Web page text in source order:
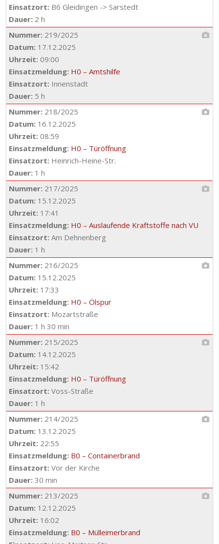
Einsatzort: B6 Gleidingen -> Sarstedt
Dauer: 2 h
Nummer: 219/2025
Datum: 17.12.2025
Uhrzeit: 09:00
Einsatzmeldung: H0 – Amtshilfe
Einsatzort: Innenstadt
Dauer: 5 h
Nummer: 218/2025
Datum: 16.12.2025
Uhrzeit: 08:59
Einsatzmeldung: H0 – Türöffnung
Einsatzort: Heinrich-Heine-Str.
Dauer: 1 h
Nummer: 217/2025
Datum: 15.12.2025
Uhrzeit: 17:41
Einsatzmeldung: H0 – Auslaufende Kraftstoffe nach VU
Einsatzort: Am Dehnenberg
Dauer: 1 h
Nummer: 216/2025
Datum: 15.12.2025
Uhrzeit: 17:33
Einsatzmeldung: H0 – Ölspur
Einsatzort: Mozartstraße
Dauer: 1 h 30 min
Nummer: 215/2025
Datum: 14.12.2025
Uhrzeit: 15:42
Einsatzmeldung: H0 – Türöffnung
Einsatzort: Voss-Straße
Dauer: 1 h
Nummer: 214/2025
Datum: 13.12.2025
Uhrzeit: 22:55
Einsatzmeldung: B0 – Containerbrand
Einsatzort: Vor der Kirche
Dauer: 30 min
Nummer: 213/2025
Datum: 12.12.2025
Uhrzeit: 16:02
Einsatzmeldung: B0 – Mülleimerbrand